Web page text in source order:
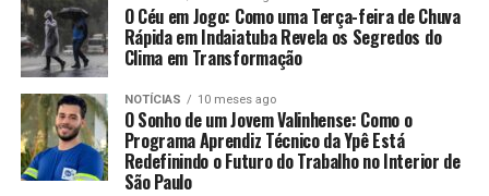
O Céu em Jogo: Como uma Terça-feira de Chuva
Rápida em Indaiatuba Revela os Segredos do
Clima em Transformação
NOTÍCIAS 10 meses ago
O Sonho de um Jovem Valinhense: Como o
Programa Aprendiz Técnico da Ypê Está
Redefinindo o Futuro do Trabalho no Interior de
São Paulo